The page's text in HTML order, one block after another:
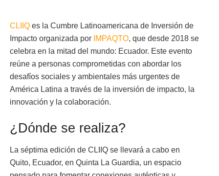
CLIIQ es la Cumbre Latinoamericana de Inversión de
Impacto organizada por IMPAQTO, que desde 2018 se
celebra en la mitad del mundo: Ecuador. Este evento
reúne a personas comprometidas con abordar los
desafíos sociales y ambientales más urgentes de
América Latina a través de la inversión de impacto, la
innovación y la colaboración.
¿Dónde se realiza?
La séptima edición de CLIIQ se llevará a cabo en
Quito, Ecuador, en Quinta La Guardia, un espacio